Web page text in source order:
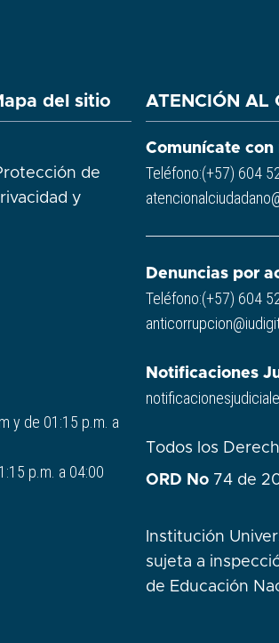
del sitio
de
y
y de 01:15 p.m. a
p.m. a 04:00
ATENCIÓN AL
Comunícate con
Teléfono:(+57) 604
Denuncias por
Teléfono:(+57) 604
Notificaciones
Todos los
ORD No 74 de
Institución
sujeta a
de Educación